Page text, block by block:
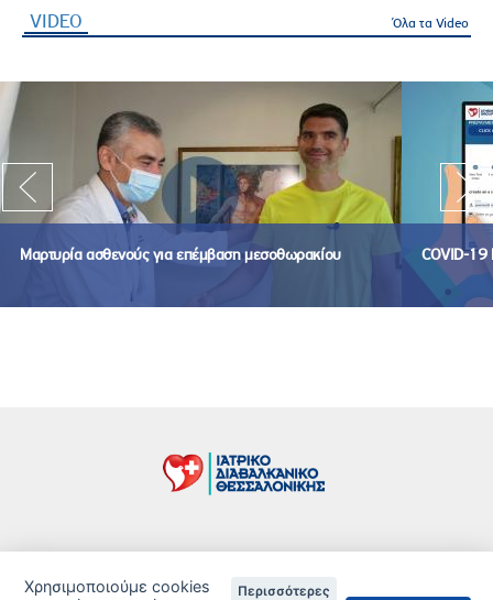
VIDEO Όλα τα Video
Μαρτυρία ασθενούς για επέμβαση μεσοθωρακίου COVID-19
Δείτε τις Πιστοποιήσεις ανά Κλινική
Χρησιμοποιούμε cookies
Περισσότερες